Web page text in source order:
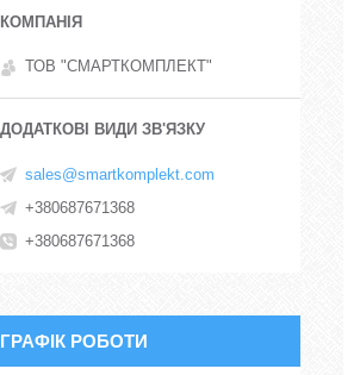
ТОВ "СМАРТКОМПЛЕКТ"
sales@smartkomplekt.com
+380687671368
+380687671368
ГРАФІК РОБОТИ